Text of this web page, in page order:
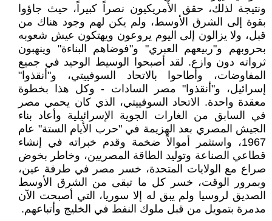
ونتيجة لذلك، حقق الأمريكيون نصراً كبيراً، حيث جاؤوا
بقوة إلى الشرق الأوسط، ولم يكن لهم وجود ‏هناك من
قبل، ولا يزالون إلى اليوم يروعون ويهتكون عيش شعوبه
بحروبهم و"ربيعهم العبري" و"فوضاهم ‏البناءة" وينهبون
ثرواته دون وازع. لقد أصبحوا الوسيط الوحيد في جميع
المفاوضات، وأطاحوا بالاتحاد ‏السوفييتي، و"أنقذوا"
إسرائيل، و"أنقذوا" مصر السادات - وكل هذا بخطوة
معقدة واحدة. الاتحاد السوفييتي، ‏الذي كان يحمي مصر
في السابق من الغارات الجوية الإسرائيلية وأعاد بناء
الجيش المصري بعد الهزيمة في ‏‏"حرب الأيام الستة" عام
1967، واستثمر أموالاً ضخمة وقدم خبراته في إنشاء
قطاعي الصناعة وتوليد ‏الطاقة المصريين، وخاطر بخوض
صراع مع الولايات المتحدة، خسر مصر في طرفة عين،
وبمرور الوقت، ‏خسر كل ما تبقى من الشرق الأوسط
الصديق لروسيا ولم يبق له إلا سوريا، التي أصبحت الآن
مدمرة ‏بتمويل من قبل ملوك النفط في الخليج وأتباعهم‎.‎